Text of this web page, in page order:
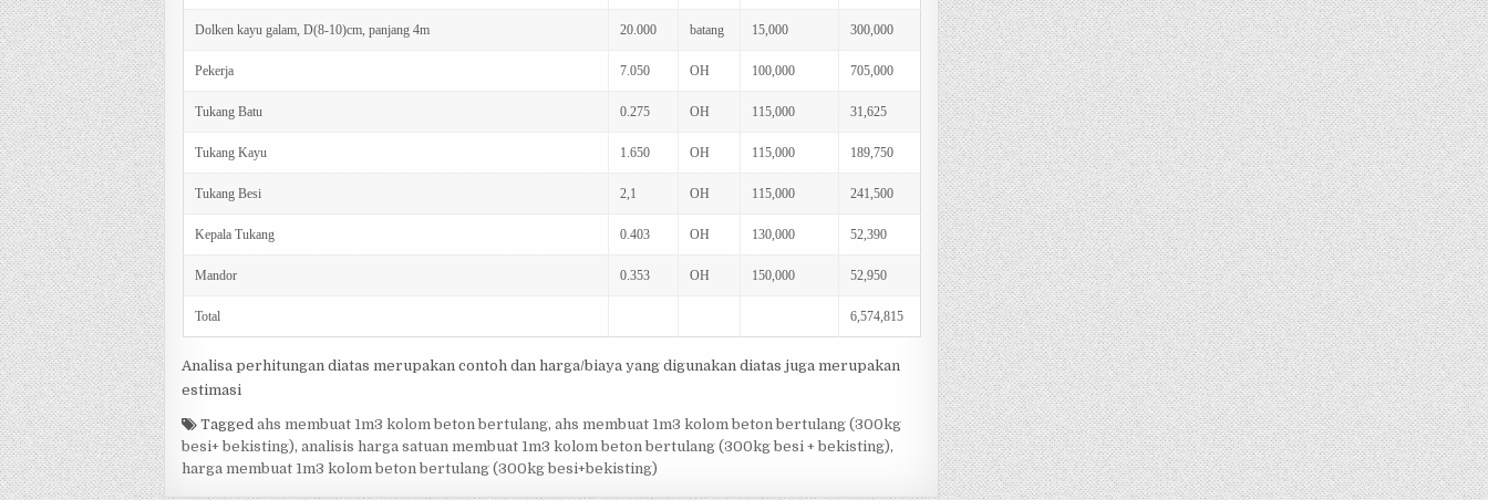
Dolken kayu galam, D(8-10)cm, panjang 4m 20.000 batang 15,000 300,000
Pekerja 7.050 OH 100,000 705,000
Tukang Batu 0.275 OH 115,000 31,625
Tukang Kayu 1.650 OH 115,000 189,750
Tukang Besi 2,1 OH 115,000 241,500
Kepala Tukang 0.403 OH 130,000 52,390
Mandor 0.353 OH 150,000 52,950
Total 6,574,815
Analisa perhitungan diatas merupakan contoh dan harga/biaya yang digunakan diatas juga merupakan
estimasi
Taggedahs membuat 1m3 kolom beton bertulang,ahs membuat 1m3 kolom beton bertulang (300kg
besi+ bekisting),analisis harga satuan membuat 1m3 kolom beton bertulang (300kg besi + bekisting),
harga membuat 1m3 kolom beton bertulang (300kg besi+bekisting)